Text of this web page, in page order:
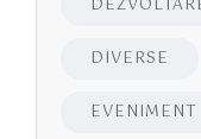
DIVERSE
EVENIMENT